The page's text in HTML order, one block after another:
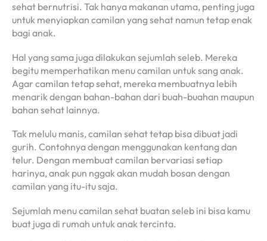
sehat bernutrisi. Tak hanya makanan utama, penting juga
untuk menyiapkan camilan yang sehat namun tetap enak
bagi anak.
Hal yang sama juga dilakukan sejumlah seleb. Mereka
begitu memperhatikan menu camilan untuk sang anak.
Agar camilan tetap sehat, mereka membuatnya lebih
menarik dengan bahan-bahan dari buah-buahan maupun
bahan sehat lainnya.
Tak melulu manis, camilan sehat tetap bisa dibuat jadi
gurih. Contohnya dengan menggunakan kentang dan
telur. Dengan membuat camilan bervariasi setiap
harinya, anak pun nggak akan mudah bosan dengan
camilan yang itu-itu saja.
Sejumlah menu camilan sehat buatan seleb ini bisa kamu
buat juga di rumah untuk anak tercinta.